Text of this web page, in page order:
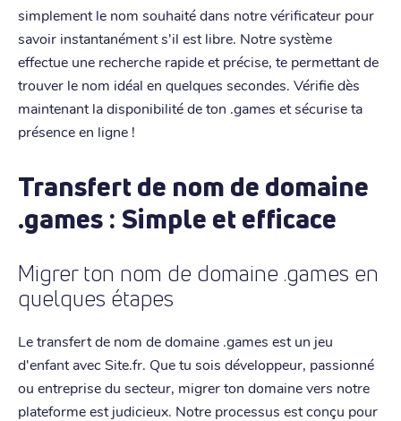
simplement le nom souhaité dans notre vérificateur pour
savoir instantanément s'il est libre. Notre système
effectue une recherche rapide et précise, te permettant de
trouver le nom idéal en quelques secondes. Vérifie dès
maintenant la disponibilité de ton .games et sécurise ta
présence en ligne !
Transfert de nom de domaine
.games : Simple et efficace
Migrer ton nom de domaine .games en
quelques étapes
Le transfert de nom de domaine .games est un jeu
d'enfant avec Site.fr. Que tu sois développeur, passionné
ou entreprise du secteur, migrer ton domaine vers notre
plateforme est judicieux. Notre processus est conçu pour